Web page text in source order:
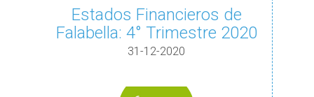
Estados Financieros de
Falabella: 4° Trimestre 2020
31-12-2020